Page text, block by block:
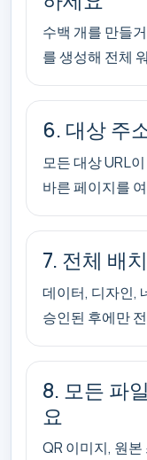
수백 개를 만들
를 생성해 전체
6. 대상 주
모든 대상 URL
바른 페이지를
7. 전체 배
데이터, 디자인,
승인된 후에만
8. 모든 파
요
QR 이미지, 원본